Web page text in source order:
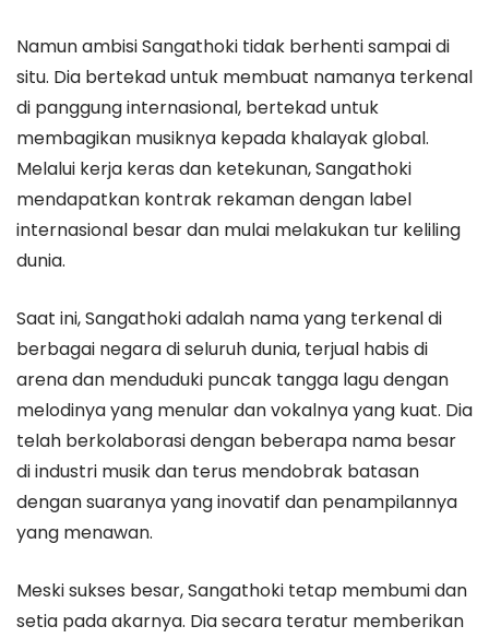
Namun ambisi Sangathoki tidak berhenti sampai di
situ. Dia bertekad untuk membuat namanya terkenal
di panggung internasional, bertekad untuk
membagikan musiknya kepada khalayak global.
Melalui kerja keras dan ketekunan, Sangathoki
mendapatkan kontrak rekaman dengan label
internasional besar dan mulai melakukan tur keliling
dunia.
Saat ini, Sangathoki adalah nama yang terkenal di
berbagai negara di seluruh dunia, terjual habis di
arena dan menduduki puncak tangga lagu dengan
melodinya yang menular dan vokalnya yang kuat. Dia
telah berkolaborasi dengan beberapa nama besar
di industri musik dan terus mendobrak batasan
dengan suaranya yang inovatif dan penampilannya
yang menawan.
Meski sukses besar, Sangathoki tetap membumi dan
setia pada akarnya. Dia secara teratur memberikan